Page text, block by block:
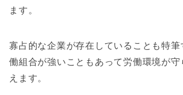
ます。
寡占的な企業が存在していることも特
働組合が強いこともあって労働環境が守
えます。